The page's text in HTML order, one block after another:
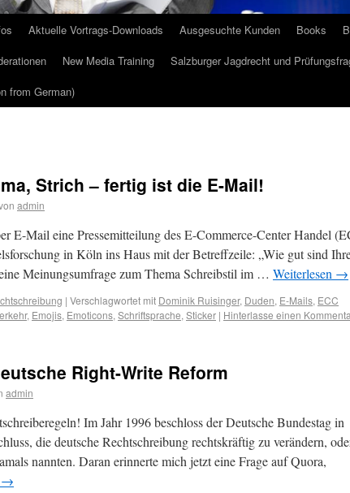
Aktuelle Vortrags-Downloads Ausgesuchte Kunden Books
New Media Training
Salzburger Jagdrecht und
from German)
Strich – fertig ist die E-Mail!
admin
E-Mail eine Pressemitteilung des E-Commerce-Center Handel
in Köln ins Haus mit der Betreffzeile: „Wie gut sind
Meinungsumfrage zum Thema Schreibstil im … Weiterlesen →
| Verschlagwortet mit Dominik Ruisinger, Duden, E-Mails, ECC
, Emojis, Emoticons, Schriftsprache, Sticker | Hinterlasse einen
Right-Write Reform
admin
Im Jahr 1996 beschloss der Deutsche Bundestag in
die deutsche Rechtschreibung rechtskräftig zu verändern,
nannten. Daran erinnerte mich jetzt eine Frage auf Quora,
→